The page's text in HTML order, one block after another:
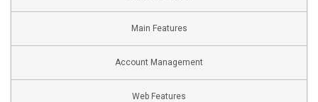
Main Features
Account Management
Web Features